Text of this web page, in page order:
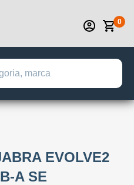
0
EVOLVE2
A SE